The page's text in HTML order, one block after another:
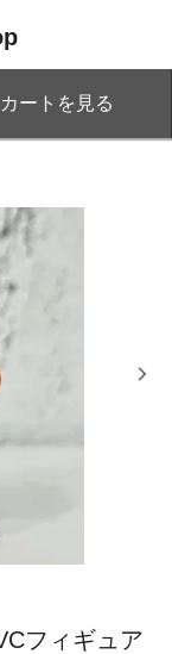
カートを見る
フィギュア